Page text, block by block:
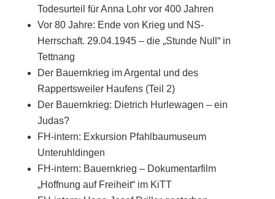
Todesurteil für Anna Lohr vor 400 Jahren
Vor 80 Jahre: Ende von Krieg und NS-
Herrschaft. 29.04.1945 – die „Stunde Null“ in
Tettnang
Der Bauernkrieg im Argental und des
Rappertsweiler Haufens (Teil 2)
Der Bauernkrieg: Dietrich Hurlewagen – ein
Judas?
FH-intern: Exkursion Pfahlbaumuseum
Unteruhldingen
FH-intern: Bauernkrieg – Dokumentarfilm
„Hoffnung auf Freiheit“ im KiTT